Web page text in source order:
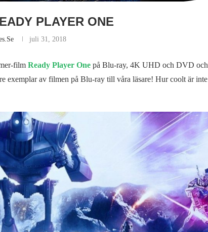
PLAYER ONE
juli 31, 2018
film Ready Player Onepå Blu-ray, 4K UHD och DVD och
exemplar av filmen på Blu-ray till våra läsare! Hur coolt är inte